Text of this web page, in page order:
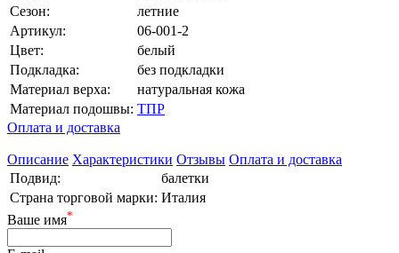
Сезон:
летние
Артикул:
06-001-2
Цвет:
белый
Подкладка:
без подкладки
Материал верха:
натуральная кожа
Материал подошвы: ТПР
Оплата и доставка
Описание Характеристики Отзывы Оплата и доставка
Подвид:
балетки
Страна торговой марки: Италия
Ваше имя*